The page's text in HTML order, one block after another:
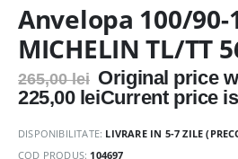
Anvelopa 100/90-
MICHELIN TL/TT
265,00lei Original price
225,00 leiCurrent price
DISPONIBILITATE: LIVRARE IN 5-7 ZILE
COD PRODUS: 104697